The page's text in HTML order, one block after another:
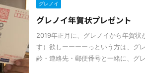
グレノイ
グレノイ年賀状プレゼント
2019年正月に、グレノイから年賀
す）欲しーーーーっという方は、グ
齢・連絡先・郵便番号と一緒に、グ